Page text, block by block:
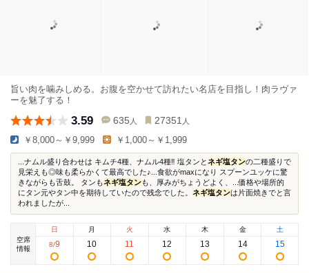
旨い肉を噛みしめる。お腹を空かせて訪れたい名店を目指し！肉ラヴァ
ーを魅了する！
3.59 635 人 27351 人
￥8,000～￥9,999 ￥1,000～￥1,999
...ナムル盛り合わせは キムチ4種、ナムル4種‼︎ 塩タンとネギ塩タンの二種盛りで
見栄えも◎味も柔らかくて最高でした♪...食欲がmaxになり スプーンユッケに驚
きながらも舌鼓。 タンもネギ塩タンも、厚みがちょうどよく、...価格や場所的
にタン元やタン中を期待していたので残念でした。 ネギ塩タンは片面焼きでと言
われましたが...
空席
情報
日
8/9
月
10
火
11
水
12
木
13
金
14
土
15